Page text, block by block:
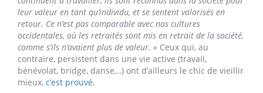
Adopter une autre «
philosophie de vie »
Il suffirait de prendre quelques bonnes habitudes pour
conjurer les problèmes de santé et atteindre les trois
chiffres ? Cela augmente nos chances, mais ce n’est pas
si simple. D’après Christophe de Jaeger, vivre vieux et en